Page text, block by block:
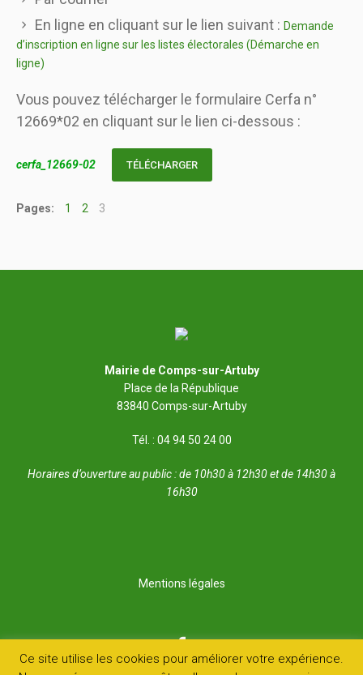
En ligne en cliquant sur le lien suivant : Demande
d’inscription en ligne sur les listes électorales (Démarche en
ligne)
Vous pouvez télécharger le formulaire Cerfa n°
12669*02 en cliquant sur le lien ci-dessous :
cerfa_12669-02 TÉLÉCHARGER
Pages: 1 2 3
Mairie de Comps-sur-Artuby
Place de la République
83840 Comps-sur-Artuby
Tél. : 04 94 50 24 00
Horaires d’ouverture au public : de 10h30 à 12h30 et de 14h30 à
16h30
Mentions légales
Ce site utilise les cookies pour améliorer votre expérience.